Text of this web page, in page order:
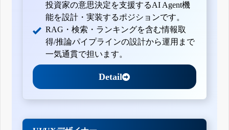
投資家の意思決定を支援するAI Agent機
能を設計・実装するポジションです。
RAG・検索・ランキングを含む情報取
得/推論パイプラインの設計から運用まで
一気通貫で担います。
Detail